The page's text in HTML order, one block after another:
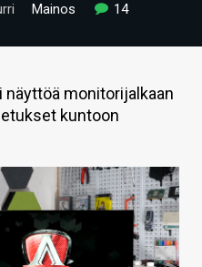
Mainos 14
näyttöä monitorijalkaan
kuntoon